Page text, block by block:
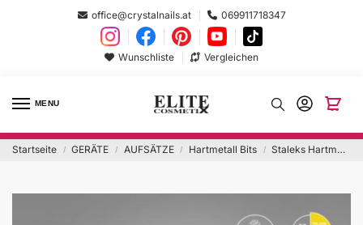
office@crystalnails.at 069911718347
Wunschliste Vergleichen
MENU
Startseite / GERÄTE / AUFSÄTZE / Hartmetall Bits / Staleks Hartmetall-Nagelfräser Frustum gelb EXPERT Head Diameter 6 mm / 14 mm